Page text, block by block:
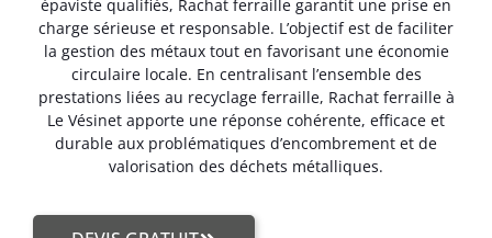
épaviste qualifiés, Rachat ferraille garantit une prise en
charge sérieuse et responsable. L’objectif est de faciliter
la gestion des métaux tout en favorisant une économie
circulaire locale. En centralisant l’ensemble des
prestations liées au recyclage ferraille, Rachat ferraille à
Le Vésinet apporte une réponse cohérente, efficace et
durable aux problématiques d’encombrement et de
valorisation des déchets métalliques.